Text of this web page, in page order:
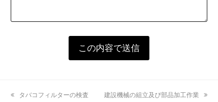
previous
タバコフィルターの検査
next
建設機械の組立及び部品加工作業